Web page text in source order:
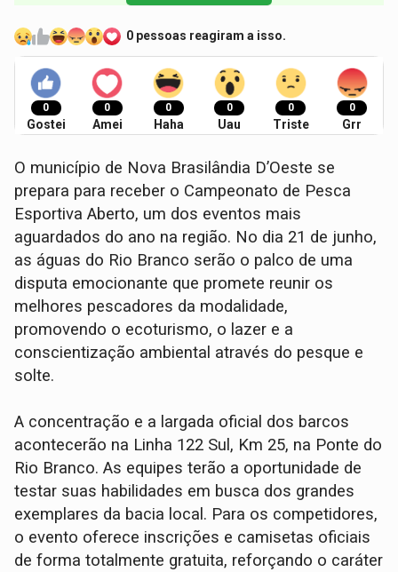
0 pessoas reagiram a isso.
0
Gostei
0
Amei
0
Haha
0
Uau
0
Triste
0
Grr
O município de Nova Brasilândia D’Oeste se
prepara para receber o Campeonato de Pesca
Esportiva Aberto, um dos eventos mais
aguardados do ano na região. No dia 21 de junho,
as águas do Rio Branco serão o palco de uma
disputa emocionante que promete reunir os
melhores pescadores da modalidade,
promovendo o ecoturismo, o lazer e a
conscientização ambiental através do pesque e
solte.
A concentração e a largada oficial dos barcos
acontecerão na Linha 122 Sul, Km 25, na Ponte do
Rio Branco. As equipes terão a oportunidade de
testar suas habilidades em busca dos grandes
exemplares da bacia local. Para os competidores,
o evento oferece inscrições e camisetas oficiais
de forma totalmente gratuita, reforçando o caráter